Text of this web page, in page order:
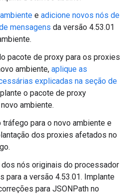
e adicione novos nós de
mensagens da versão 4.53.01
pacote de proxy para os proxies
ambiente, aplique as
explicadas na seção de
o pacote de proxy
ambiente.
tráfego para o novo ambiente e
dos proxies afetados no
dos nós originais do processador
para a versão 4.53.01. Implante
para JSONPath no